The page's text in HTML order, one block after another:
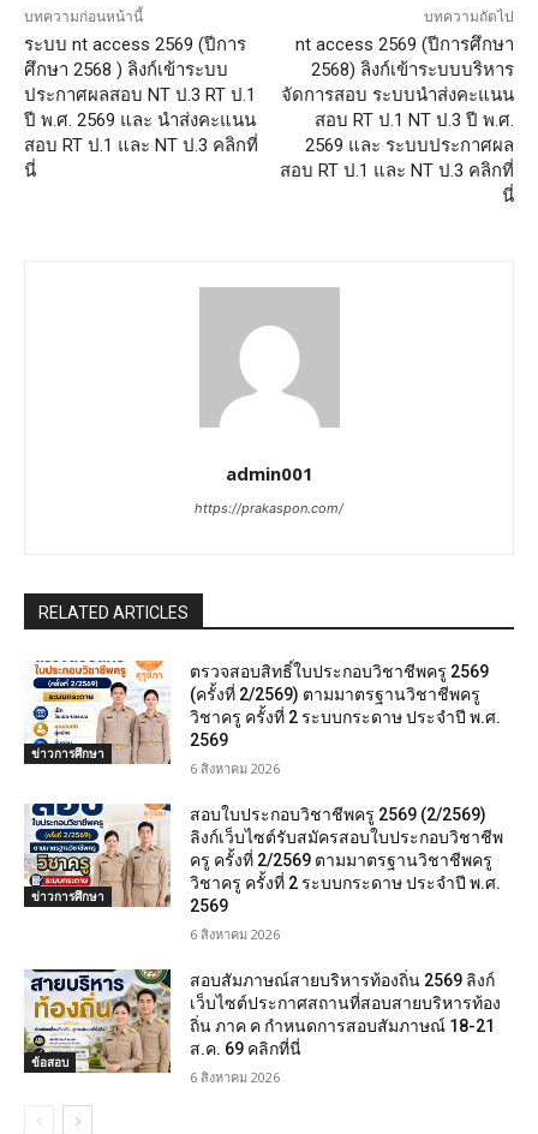
บทความก่อนหน้านี้
ระบบ nt access 2569 (ปีการ
ศึกษา 2568 ) ลิงก์เข้าระบบ
ประกาศผลสอบ NT ป.3 RT ป.1
ปี พ.ศ. 2569 และ นำส่งคะแนน
สอบ RT ป.1 และ NT ป.3 คลิกที่
นี่
บทความถัดไป
nt access 2569 (ปีการศึกษา
2568) ลิงก์เข้าระบบบริหาร
จัดการสอบ ระบบนำส่งคะแนน
สอบ RT ป.1 NT ป.3 ปี พ.ศ.
2569 และ ระบบประกาศผล
สอบ RT ป.1 และ NT ป.3 คลิกที่
นี่
admin001
https://prakaspon.com/
RELATED ARTICLES
ข่าวการศึกษา
ตรวจสอบสิทธิ์ใบประกอบวิชาชีพครู 2569
(ครั้งที่ 2/2569) ตามมาตรฐานวิชาชีพครู
วิชาครู ครั้งที่ 2 ระบบกระดาษ ประจำปี พ.ศ.
2569
6 สิงหาคม 2026
ข่าวการศึกษา
สอบใบประกอบวิชาชีพครู 2569 (2/2569)
ลิงก์เว็บไซต์รับสมัครสอบใบประกอบวิชาชีพ
ครู ครั้งที่ 2/2569 ตามมาตรฐานวิชาชีพครู
วิชาครู ครั้งที่ 2 ระบบกระดาษ ประจำปี พ.ศ.
2569
6 สิงหาคม 2026
ข้อสอบ
สอบสัมภาษณ์สายบริหารท้องถิ่น 2569 ลิงก์
เว็บไซต์ประกาศสถานที่สอบสายบริหารท้อง
ถิ่น ภาค ค กำหนดการสอบสัมภาษณ์ 18-21
ส.ค. 69 คลิกที่นี่
6 สิงหาคม 2026